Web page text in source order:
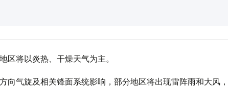
区将以炎热、干燥天气为主。
向气旋及相关锋面系统影响，部分地区将出现雷阵雨和大风，